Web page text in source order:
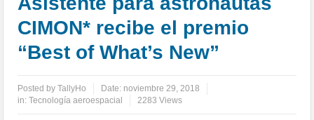
CIMON* recibe el premio
“Best of What’s New”
Posted byTallyHo Date: noviembre 29, 2018
in:Tecnología aeroespacial 2283 Views